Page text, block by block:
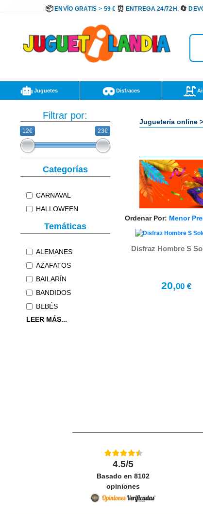
ENVÍO GRATIS > 59 € ENTREGA 24/72H.
Juguetes Disfraces
Filtrar por:
12€ 23€
Categorías
CARNAVAL
HALLOWEEN
Temáticas
ALEMANES
AZAFATOS
BAILARÍN
BANDIDOS
BEBÉS
LEER MÁS...
Juguetería online>
Ordenar Por: Menor
Disfraz Hombre S
20,00 €
4.5/5
Basado en 8102
opiniones